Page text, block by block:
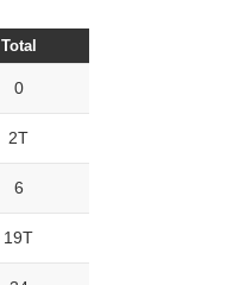
Total
0
2T
6
19T